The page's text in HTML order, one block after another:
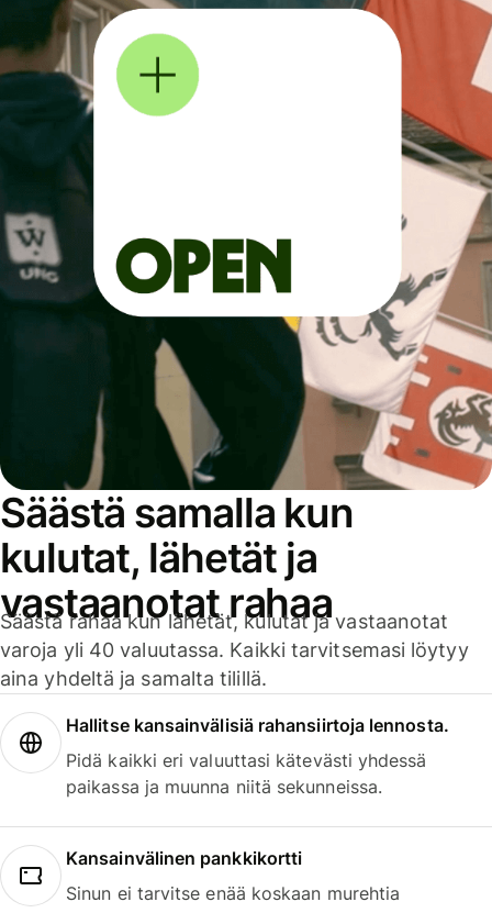
Säästä samalla kun
kulutat, lähetät ja
vastaanotat rahaa
Säästä rahaa kun lähetät, kulutat ja vastaanotat
varoja yli 40 valuutassa. Kaikki tarvitsemasi löytyy
aina yhdeltä ja samalta tilillä.
Hallitse kansainvälisiä rahansiirtoja lennosta.
Pidä kaikki eri valuuttasi kätevästi yhdessä
paikassa ja muunna niitä sekunneissa.
Kansainvälinen pankkikortti
Sinun ei tarvitse enää koskaan murehtia